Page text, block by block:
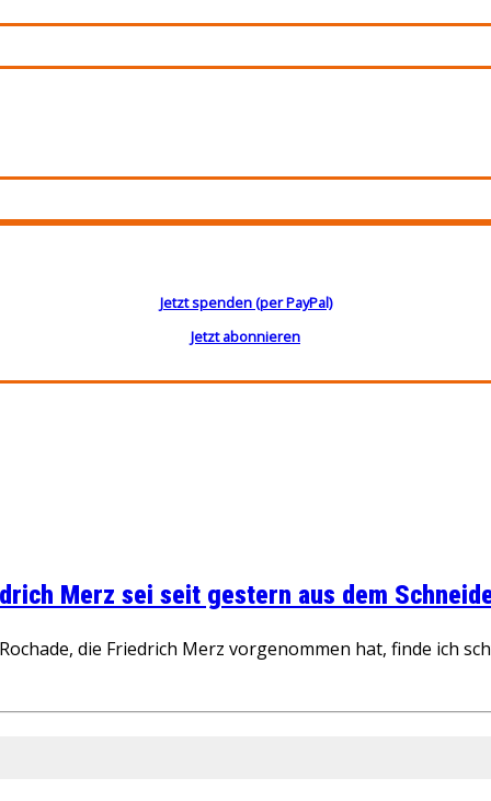
Jetzt spenden (per PayPal)
Jetzt abonnieren
Merz sei seit gestern aus dem
die Friedrich Merz vorgenommen hat, finde ich